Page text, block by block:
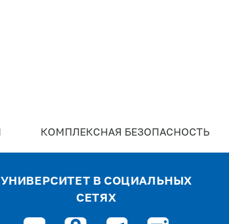
КОМПЛЕКСНАЯ БЕЗОПАСНОСТЬ
УНИВЕРСИТЕТ В СОЦИАЛЬНЫХ
СЕТЯХ